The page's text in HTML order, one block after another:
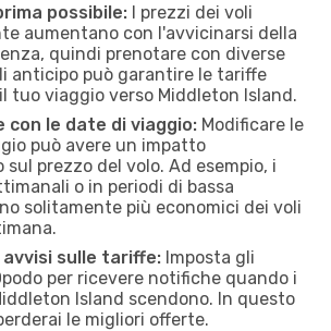
possibile: I prezzi dei voli
aumentano con l'avvicinarsi della
quindi prenotare con diverse
anticipo può garantire le tariffe
tuo viaggio verso Middleton Island.
con le date di viaggio: Modificare le
può avere un impatto
prezzo del volo. Ad esempio, i
o in periodi di bassa
solitamente più economici dei voli
avvisi sulle tariffe: Imposta gli
per ricevere notifiche quando i
Island scendono. In questo
le migliori offerte.